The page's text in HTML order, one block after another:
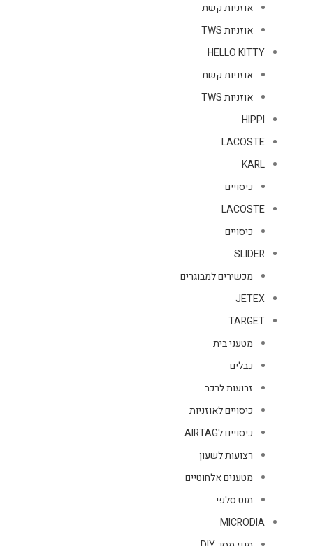
אוזניות קשת
אוזניות TWS
HELLO KITTY
אוזניות קשת
אוזניות TWS
HIPPI
LACOSTE
KARL
כיסויים
LACOSTE
כיסויים
SLIDER
מכשירים למבוגרים
JETEX
TARGET
מטעני בית
כבלים
זרועות לרכב
כיסויים לאוזניות
כיסויים לAIRTAG
רצועות לשעון
מטענים אלחוטיים
מוט סלפי
MICRODIA